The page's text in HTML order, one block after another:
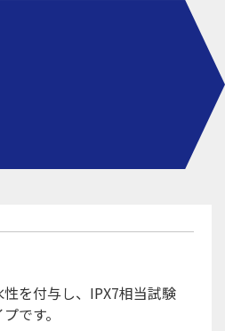
を付与し、IPX7相当試験
です。